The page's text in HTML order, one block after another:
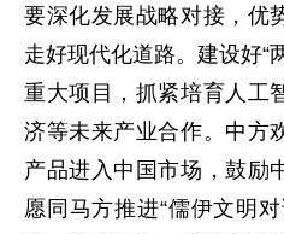
要深化发展战略对接，优
走好现代化道路。建设好“
重大项目，抓紧培育人工
济等未来产业合作。中方
产品进入中国市场，鼓励
愿同马方推进“儒伊文明